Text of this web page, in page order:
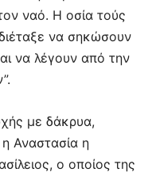
ναό. Η οσία τούς
να σηκώσουν
να λέγουν από την
με δάκρυα,
Αναστασία η
ο οποίος της